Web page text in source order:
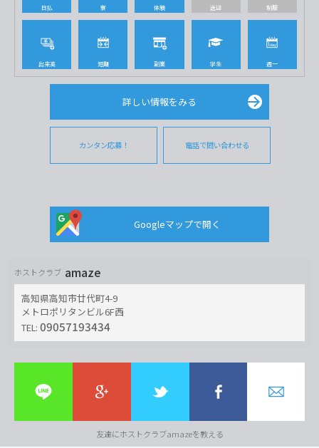
日払 寮 体験 送迎 制服
出来高 短期 副業 学生 週一
詳しい情報をみる
カンタン応募！ 電話で問い合わせる
Googleマップで開く
ホストクラブ amaze
高知県高知市廿代町4-9
メトロポリタンビル6F西
TEL: 09057193434
友達にホストクラブamazeを教える